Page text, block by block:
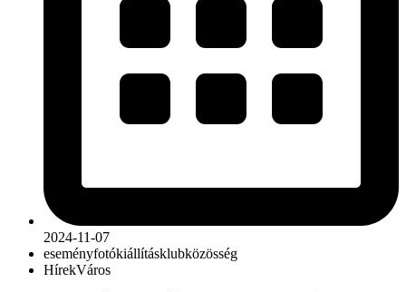
2024-11-07
eseményfotókiállításklubközösség
HírekVáros